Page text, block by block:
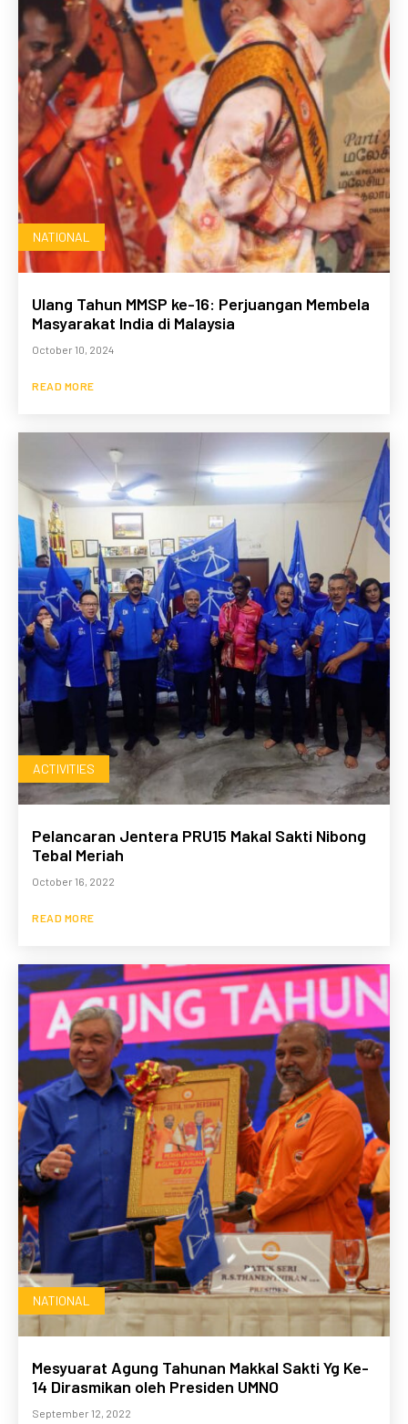
NATIONAL
Ulang Tahun MMSP ke-16: Perjuangan Membela
Masyarakat India di Malaysia
October 10, 2024
READ MORE
ACTIVITIES
Pelancaran Jentera PRU15 Makal Sakti Nibong
Tebal Meriah
October 16, 2022
READ MORE
NATIONAL
Mesyuarat Agung Tahunan Makkal Sakti Yg Ke-
14 Dirasmikan oleh Presiden UMNO
September 12, 2022